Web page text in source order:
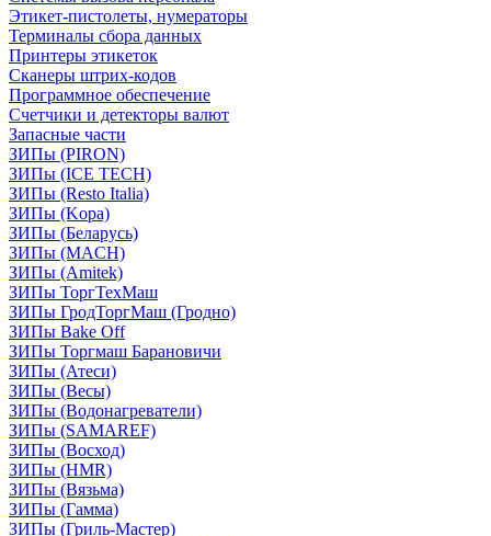
Этикет-пистолеты, нумераторы
Терминалы сбора данных
Принтеры этикеток
Сканеры штрих-кодов
Программное обеспечение
Счетчики и детекторы валют
Запасные части
ЗИПы (PIRON)
ЗИПы (ICE TECH)
ЗИПы (Resto Italia)
ЗИПы (Kopa)
ЗИПы (Беларусь)
ЗИПы (MACH)
ЗИПы (Amitek)
ЗИПы ТоргТехМаш
ЗИПы ГродТоргМаш (Гродно)
ЗИПы Bake Off
ЗИПы Торгмаш Барановичи
ЗИПы (Атеси)
ЗИПы (Весы)
ЗИПы (Водонагреватели)
ЗИПы (SAMAREF)
ЗИПы (Восход)
ЗИПы (HMR)
ЗИПы (Вязьма)
ЗИПы (Гамма)
ЗИПы (Гриль-Мастер)